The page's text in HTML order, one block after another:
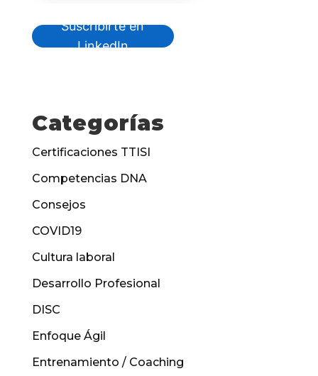
Suscribirte en
LinkedIn
Categorías
Certificaciones TTISI
Competencias DNA
Consejos
COVID19
Cultura laboral
Desarrollo Profesional
DISC
Enfoque Ágil
Entrenamiento / Coaching